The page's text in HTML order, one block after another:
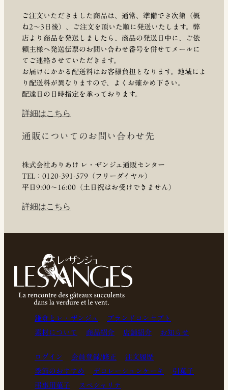
ご注文いただきました商品は、通常、準備でき次第（概
ね2～3日後）、ご注文を頂いた順に発送いたします。弊
店より商品を発送しましたら、商品の発送日中に、ご依
頼主様へ発送伝票のお問い合わせ番号を併せてメールに
てご連絡させていただきます。
お届けにかかる配送料はお客様負担となります。地域によ
り配送料が異なりますので、よくお確かめ下さい。
配達日の日時指定を承っております。
詳細はこちら
通販についてのお問い合わせ先
株式会社ありあけ レ・ザンジュ通販センター
TEL：0120-391-579（フリーダイヤル）
平日9:00〜16:00（土日祝はお受けできません）
詳細はこちら
鎌倉とレ・ザンジュ
ブランドコンセプト
素材について
商品紹介 店舗紹介 お知らせ
ログイン 会員登録/修正
注文履歴
季節のおすすめ
デコレーションケーキ
引菓子
弔事用菓子
スペシャリテ